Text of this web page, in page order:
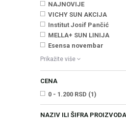
NAJNOVIJE
VICHY SUN AKCIJA
Institut Josif Pančić
MELLA+ SUN LINIJA
Esensa novembar
Prikažite više
CENA
0 - 1.200 RSD (1)
NAZIV ILI ŠIFRA PROIZVODA